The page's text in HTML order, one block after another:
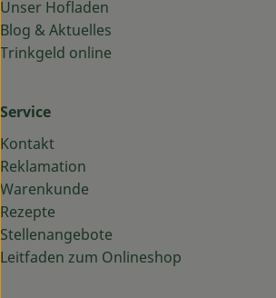
Unser Hofladen
Blog & Aktuelles
Trinkgeld online
Service
Kontakt
Reklamation
Warenkunde
Rezepte
Stellenangebote
Leitfaden zum Onlineshop